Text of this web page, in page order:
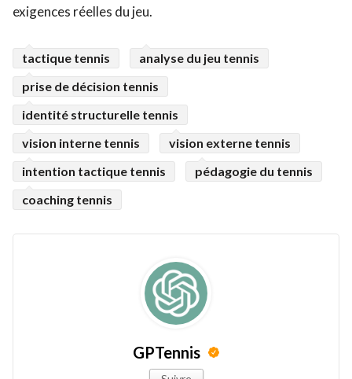
exigences réelles du jeu.
tactique tennis
analyse du jeu tennis
prise de décision tennis
identité structurelle tennis
vision interne tennis
vision externe tennis
intention tactique tennis
pédagogie du tennis
coaching tennis
GPTennis